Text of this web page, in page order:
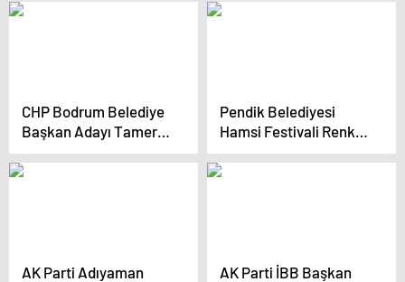
sandıkta birleşmeye
Seçim Beyannamesini
CHP Bodrum Belediye
Başkan Adayı Tamer
Mandalinci Seçim
Koordinasyon Merkezi
Pendik Belediyesi
Hamsi Festivali Renkli
Görüntülere Sahne
Oldu
AK Parti Adıyaman
AK Parti İBB Başkan